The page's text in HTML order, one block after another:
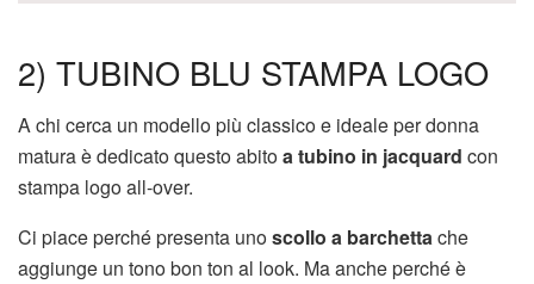
2) TUBINO BLU STAMPA LOGO
A chi cerca un modello più classico e ideale per donna
matura è dedicato questo abitoa tubino in jacquard con
stampa logo all-over.
Ci piace perché presenta unoscollo a barchettache
aggiunge un tono bon ton al look. Ma anche perché è